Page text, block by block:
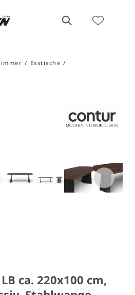
Esstische
ca. 220x100 cm,